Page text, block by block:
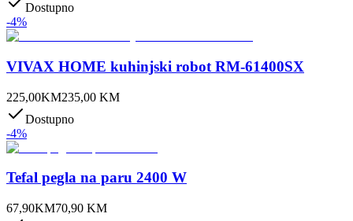
Dostupno
-4%
VIVAX HOME kuhinjski robot RM-61400SX
225,00KM235,00 KM
Dostupno
-4%
Tefal pegla na paru 2400 W
67,90KM70,90 KM